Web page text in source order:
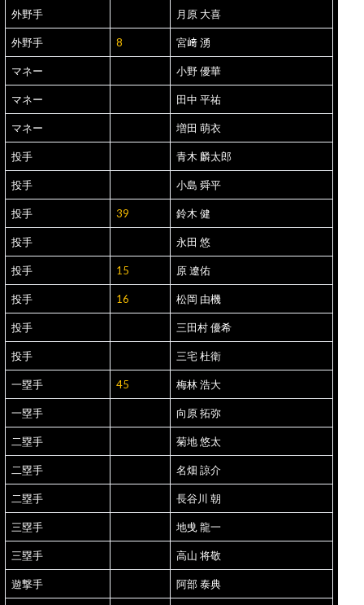
外野手 月原 大喜
外野手 8 宮﨑 湧
マネー 小野 優華
マネー 田中 平祐
マネー 増田 萌衣
投手 青木 麟太郎
投手 小島 舜平
投手 39 鈴木 健
投手 永田 悠
投手 15 原 遼佑
投手 16 松岡 由機
投手 三田村 優希
投手 三宅 杜衛
一塁手 45 梅林 浩大
一塁手 向原 拓弥
二塁手 菊地 悠太
二塁手 名畑 諒介
二塁手 長谷川 朝
三塁手 地曵 龍一
三塁手 高山 将敬
遊撃手 阿部 泰典